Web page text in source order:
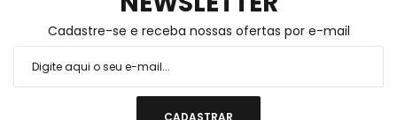
Cadastre-se e receba nossas ofertas por e-mail